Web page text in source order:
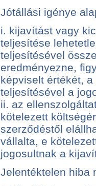
Jótállási igénye
i. kijavítást vagy
teljesítése
teljesítésével
eredményezne,
képviselt értékét,
teljesítésével a
ii. az
kötelezett
szerződéstől
vállalta, e
jogosultnak a
Jelentéktelen hiba